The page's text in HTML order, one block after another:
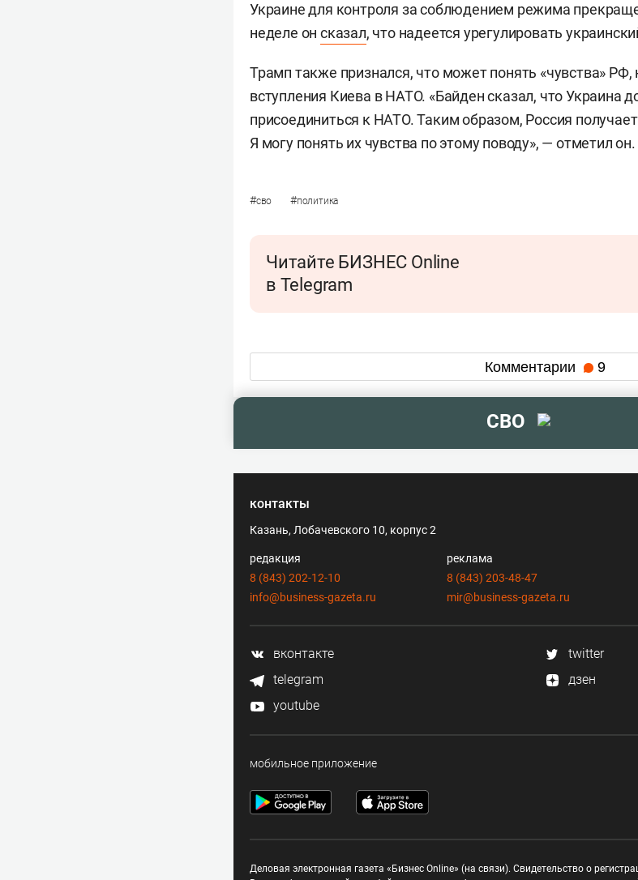
Украине для контроля за соблюдением режима
неделе онсказал, что надеется урегулировать
Трамп также признался, что может понять «чувства» РФ,
вступления Киева в НАТО. «Байден сказал, что Украина
присоединиться к НАТО. Таким образом, Россия
Я могу понять их чувства по этому поводу», — отметил он.
#сво #политика
Читайте БИЗНЕС Online
в Telegram
Комментарии 9
СВО
контакты
Казань, Лобачевского 10, корпус 2
редакция
8 (843) 202-12-10
info@business-gazeta.ru
реклама
8 (843) 203-48-47
mir@business-gazeta.ru
вконтакте
twitter
telegram
дзен
youtube
мобильное приложение
Деловая электронная газета «Бизнес Online» (на связи). Свидетельство о